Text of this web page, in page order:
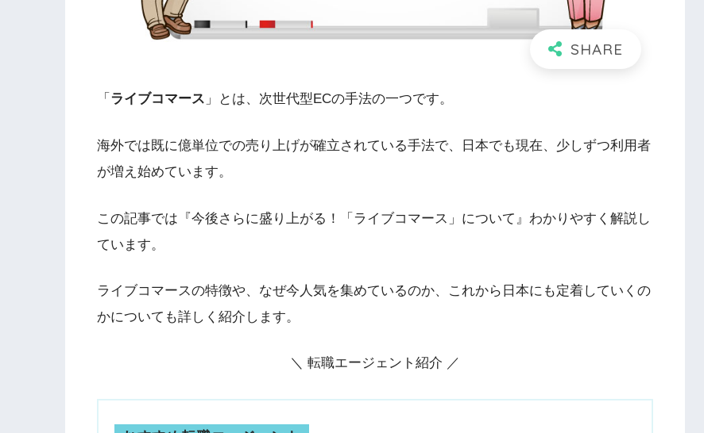
「 ライブコマース 」とは、次世代型ECの手法の一つです。
海外では既に億単位での売り上げが確立されている手法で、日本でも現在、少しずつ利用者
が増え始めています。
この記事では『今後さらに盛り上がる！「ライブコマース」について』わかりやすく解説し
ています。
ライブコマースの特徴や、なぜ今人気を集めているのか、これから日本にも定着していくの
かについても詳しく紹介します。
＼ 転職エージェント紹介 ／